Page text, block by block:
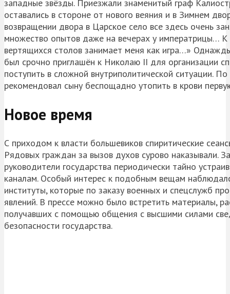
западные звёзды. Приезжали знаменитый граф
оставались в стороне от нового веяния и в Зимнем
возвращении двора в Царское село все здесь очень
множество опытов даже на вечерах у императрицы…
вертящихся столов занимает меня как игра…»
был срочно приглашён к Николаю II для организации
поступить в сложной внутриполитической ситуации.
рекомендовал сыну беспощадно утопить в крови
Новое время
С приходом к власти большевиков спиритические
Рядовых граждан за вызов духов сурово наказывали.
руководители государства периодически тайно
каналам. Особый интерес к подобным вещам
институты, которые по заказу военных и спецслужб
явлений. В прессе можно было встретить материалы,
получавших с помощью общения с высшими силами
безопасности государства.